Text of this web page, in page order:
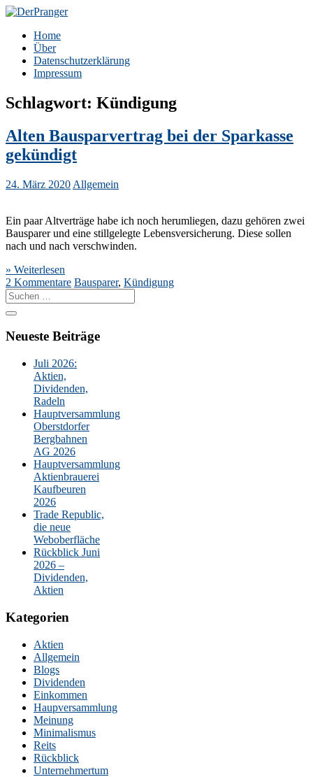
Zum
springen
DerPranger
Finanzen, Freiheit, Prangerei
Home
Über
Datenschutzerklärung
Impressum
Schlagwort: Kündigung
Alten Bausparvertrag bei der Sparkasse
gekündigt
24. März 2020 Allgemein
Ein paar Altverträge habe ich noch herumliegen, dazu gehören zwei
Bausparer und eine stillgelegte Lebensversicherung. Diese sollen
nach und nach verschwinden.
» Weiterlesen
2 Kommentare Bausparer, Kündigung
Suche
nach:
Neueste Beiträge
Juli 2026:
Aktien,
Dividenden,
Radeln
Hauptversammlung
Oberstdorfer
Bergbahnen
AG 2026
Hauptversammlung
Aktienbrauerei
Kaufbeuren
2026
Trade Republic,
die neue
Weboberfläche
Rückblick Juni
2026 –
Dividenden,
Aktien
Kategorien
Aktien
Allgemein
Blogs
Dividenden
Einkommen
Haupversammlung
Meinung
Minimalismus
Reits
Rückblick
Unternehmertum